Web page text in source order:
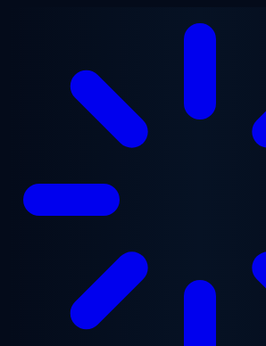
Перейти к основному содержанию